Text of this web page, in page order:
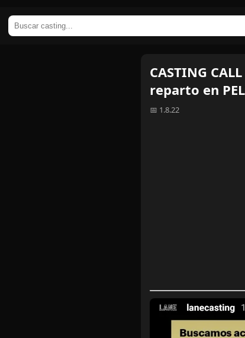
CASTING
reparto en
📅 1.8.22